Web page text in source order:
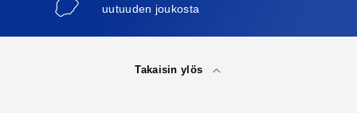
uutuuden joukosta
Takaisin ylös